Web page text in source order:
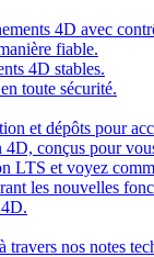
4D avec
fiable.
4D stables.
toute sécurité.
et dépôts pour
conçus pour
LTS et voyez
les nouvelles
travers nos notes